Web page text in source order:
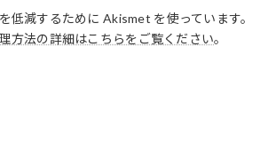
低減するために Akismet を使っています。
方法の詳細はこちらをご覧ください。